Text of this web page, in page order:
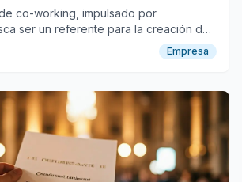
co-working, impulsado por
ser un referente para la creación de
de emprendedores.
Empresa